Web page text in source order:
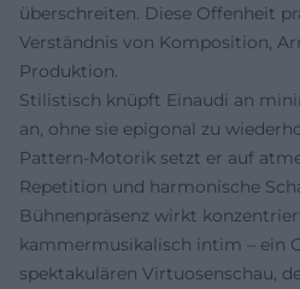
überschreiten. Diese Offenheit
Verständnis von Komposition,
Produktion.
Stilistisch knüpft Einaudi an
an, ohne sie epigonal zu
Pattern‑Motorik setzt er auf
Repetition und harmonische
Bühnenpräsenz wirkt
kammermusikalisch intim – ein
spektakulären Virtuosenschau,